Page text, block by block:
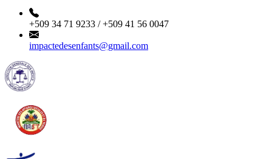
+509 34 71 9233 / +509 41 56 0047
impactedesenfants@gmail.com